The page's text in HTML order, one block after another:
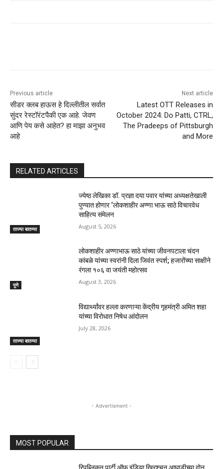
Previous article
सीडर क्लब हाऊस हे दिल्लीतील सर्वात
सुंदर रेस्टॉरंटपैकी एक आहे. जेवण
आणि पेय कसे आहेत? हा माझा अनुभव
आहे
Next article
Latest OTT Releases in
October 2024: Do Patti, CTRL,
The Pradeeps of Pittsburgh
and More
RELATED ARTICLES
ताज्या बातम्या
ज्येष्ठ लेखिका डॉ. प्रज्ञा दया पवार यांच्या अध्यक्षतेखाली
पुण्यात होणार ‘लोकशाहीर अण्णा भाऊ साठे विचारवेध
साहित्य संमेलन
August 5, 2026
पुणे
लोकशाहीर अण्णाभाऊ साठे यांच्या जीवनपटाला चंदन
कांबळे यांच्या स्वरांनी दिला जिवंत स्पर्श; हजारोंच्या साक्षीने
रंगला १०६ वा जयंती महोत्सव
August 3, 2026
ताज्या बातम्या
विद्यार्थ्यांवर हल्ला करणाऱ्या केंद्रीय गृहमंत्री अमित शहा
यांच्या विरोधात निषेध आंदोलन
July 28, 2026
- Advertisment -
MOST POPULAR
रिपब्लिकन पार्टी ऑफ इंडिया ख्रिश्चन आघाडीच्या दोन